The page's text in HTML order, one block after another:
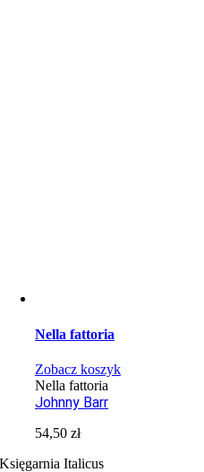
Nella fattoria
Zobacz koszyk
Nella fattoria
Johnny Barr
54,50zł
Księgarnia Italicus